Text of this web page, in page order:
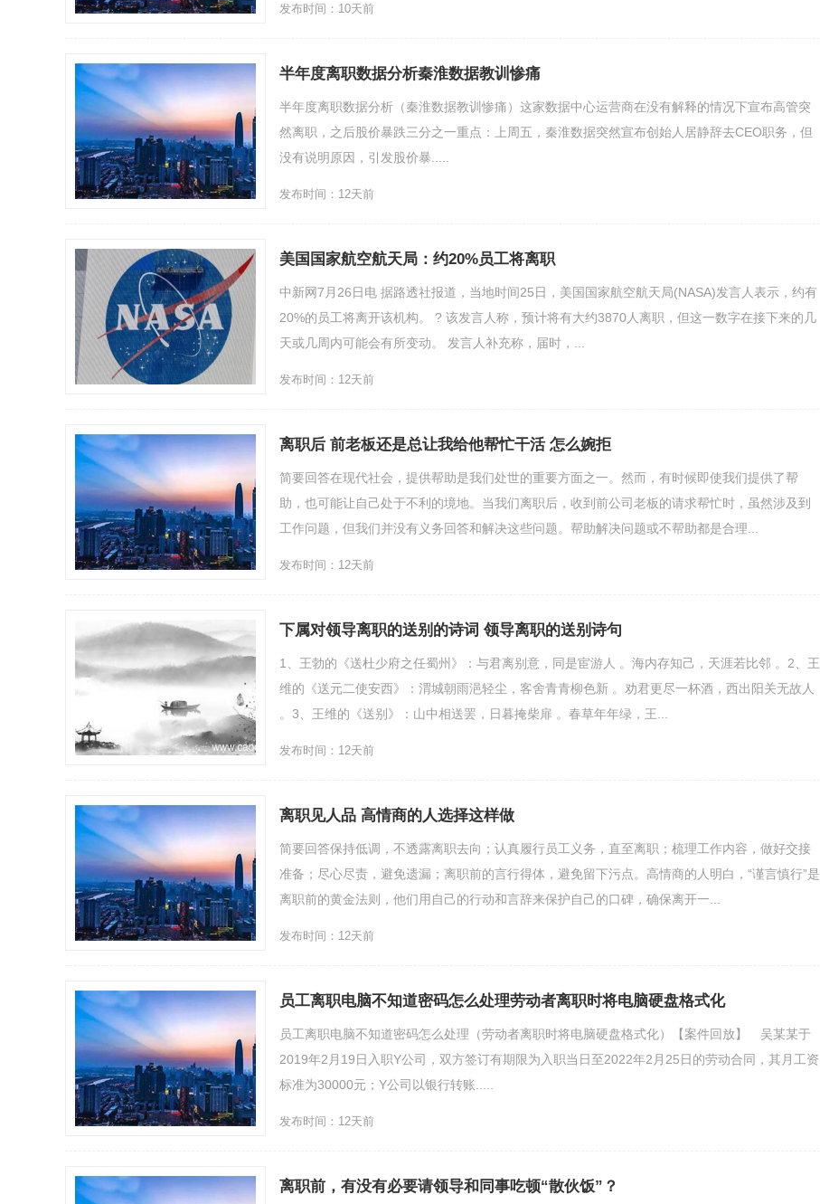
发布时间：10天前
半年度离职数据分析秦淮数据教训惨痛
半年度离职数据分析（秦淮数据教训惨痛）这家数据中心运营商在没有解释的情况下宣布高管突
然离职，之后股价暴跌三分之一重点：上周五，秦淮数据突然宣布创始人居静辞去CEO职务，但
没有说明原因，引发股价暴.....
发布时间：12天前
美国国家航空航天局：约20%员工将离职
中新网7月26日电 据路透社报道，当地时间25日，美国国家航空航天局(NASA)发言人表示，约有
20%的员工将离开该机构。 ? 该发言人称，预计将有大约3870人离职，但这一数字在接下来的几
天或几周内可能会有所变动。 发言人补充称，届时，...
发布时间：12天前
离职后 前老板还是总让我给他帮忙干活 怎么婉拒
简要回答在现代社会，提供帮助是我们处世的重要方面之一。然而，有时候即使我们提供了帮
助，也可能让自己处于不利的境地。当我们离职后，收到前公司老板的请求帮忙时，虽然涉及到
工作问题，但我们并没有义务回答和解决这些问题。帮助解决问题或不帮助都是合理...
发布时间：12天前
下属对领导离职的送别的诗词 领导离职的送别诗句
1、王勃的《送杜少府之任蜀州》：与君离别意，同是宦游人 。海内存知己，天涯若比邻 。2、王
维的《送元二使安西》：渭城朝雨浥轻尘，客舍青青柳色新 。劝君更尽一杯酒，西出阳关无故人
。3、王维的《送别》：山中相送罢，日暮掩柴扉 。春草年年绿，王...
发布时间：12天前
离职见人品 高情商的人选择这样做
简要回答保持低调，不透露离职去向；认真履行员工义务，直至离职；梳理工作内容，做好交接
准备；尽心尽责，避免遗漏；离职前的言行得体，避免留下污点。高情商的人明白，“谨言慎行”是
离职前的黄金法则，他们用自己的行动和言辞来保护自己的口碑，确保离开一...
发布时间：12天前
员工离职电脑不知道密码怎么处理劳动者离职时将电脑硬盘格式化
员工离职电脑不知道密码怎么处理（劳动者离职时将电脑硬盘格式化）【案件回放】 吴某某于
2019年2月19日入职Y公司，双方签订有期限为入职当日至2022年2月25日的劳动合同，其月工资
标准为30000元；Y公司以银行转账.....
发布时间：12天前
离职前，有没有必要请领导和同事吃顿“散伙饭”？